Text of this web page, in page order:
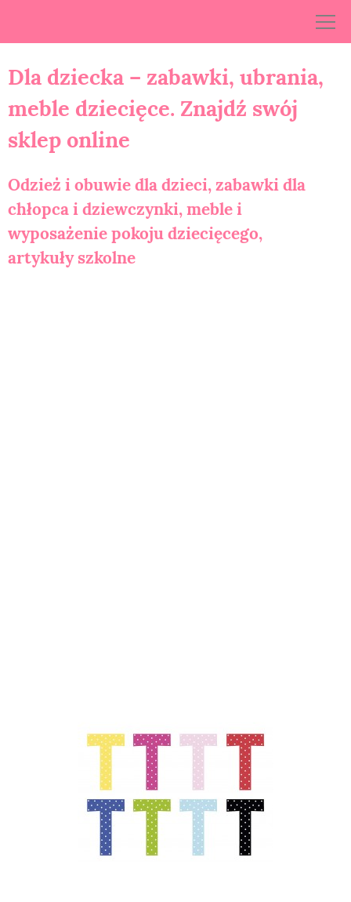
Dla dziecka – zabawki, ubrania,
meble dziecięce. Znajdź swój
sklep online
Odzież i obuwie dla dzieci, zabawki dla
chłopca i dziewczynki, meble i
wyposażenie pokoju dziecięcego,
artykuły szkolne